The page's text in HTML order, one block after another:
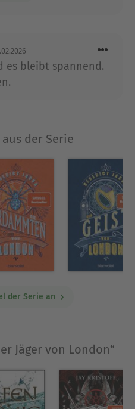
es bleibt spannend.
der Serie
der Serie an
Jäger von London“